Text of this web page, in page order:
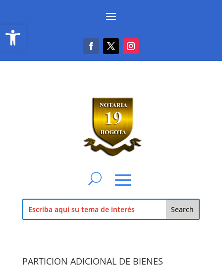
Abrir barra de herramientas
PARTICION ADICIONAL DE BIENES